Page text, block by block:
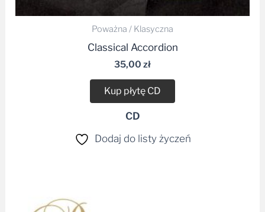
Poważna / Klasyczna
Classical Accordion
35,00 zł
Kup płytę CD
CD
Dodaj do listy życzeń